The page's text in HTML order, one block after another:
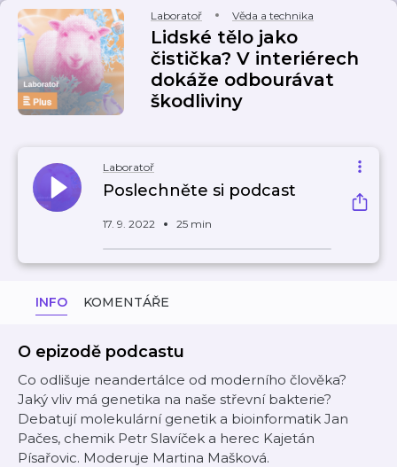
Laboratoř Věda a technika
Lidské tělo jako
čistička? V interiérech
dokáže odbourávat
škodliviny
Laboratoř
Poslechněte si podcast
17. 9. 2022 25 min
INFO KOMENTÁŘE
O epizodě podcastu
Co odlišuje neandertálce od moderního člověka?
Jaký vliv má genetika na naše střevní bakterie?
Debatují molekulární genetik a bioinformatik Jan
Pačes, chemik Petr Slavíček a herec Kajetán
Písařovic. Moderuje Martina Mašková.